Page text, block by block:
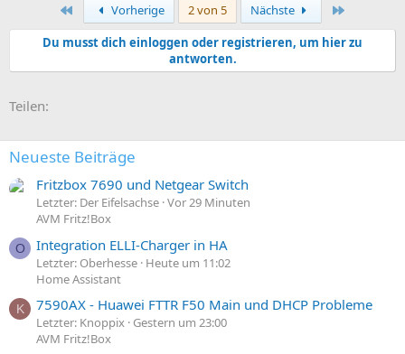
t
n
n
Erste Vorherige 2 von 5 Nächste
Du musst dich einloggen oder registrieren, um hier zu
antworten.
Teilen:
Neueste Beiträge
Fritzbox 7690 und Netgear Switch
Letzter: Der Eifelsachse Vor 29 Minuten
AVM Fritz!Box
O Integration ELLI-Charger in HA
Letzter: Oberhesse Heute um 11:02
Home Assistant
K 7590AX - Huawei FTTR F50 Main und DHCP Probleme
Letzter: Knoppix Gestern um 23:00
AVM Fritz!Box